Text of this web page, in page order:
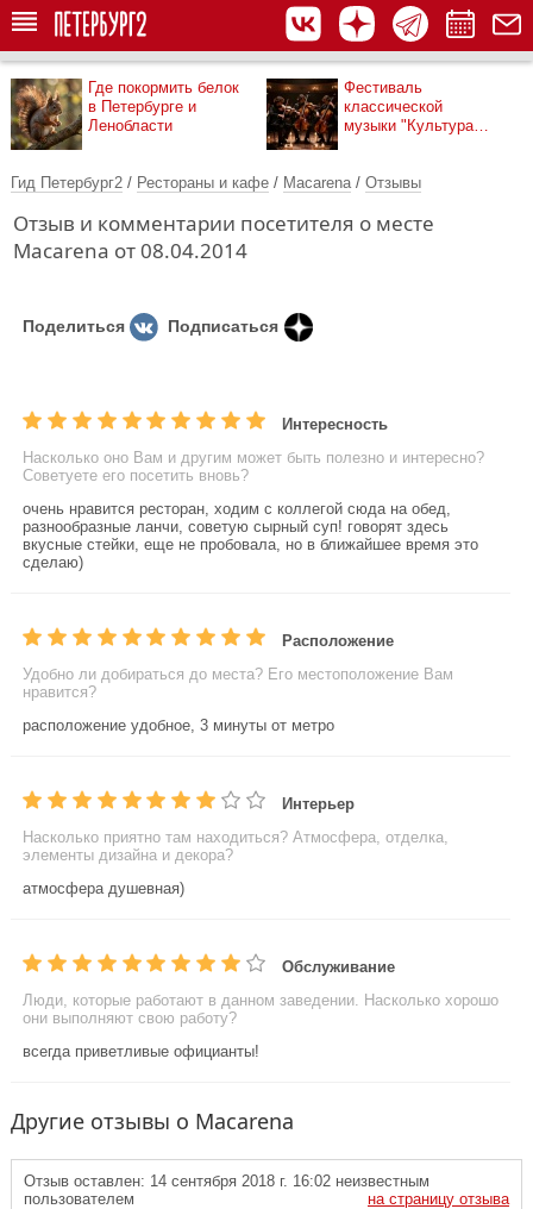
Где покормить белок
в Петербурге и
Ленобласти
Фестиваль
классической
музыки "Культура
Гид Петербург2 / Рестораны и кафе / Macarena / Отзывы
Отзыв и комментарии посетителя о месте
Macarena от 08.04.2014
Поделиться Подписаться
Интересность
Насколько оно Вам и другим может быть полезно и интересно?
Советуете его посетить вновь?
очень нравится ресторан, ходим с коллегой сюда на обед,
разнообразные ланчи, советую сырный суп! говорят здесь
вкусные стейки, еще не пробовала, но в ближайшее время это
сделаю)
Расположение
Удобно ли добираться до места? Его местоположение Вам
нравится?
расположение удобное, 3 минуты от метро
Интерьер
Насколько приятно там находиться? Атмосфера, отделка,
элементы дизайна и декора?
атмосфера душевная)
Обслуживание
Люди, которые работают в данном заведении. Насколько хорошо
они выполняют свою работу?
всегда приветливые официанты!
Другие отзывы о Macarena
Отзыв оставлен: 14 сентября 2018 г. 16:02 неизвестным
пользователем
на страницу отзыва